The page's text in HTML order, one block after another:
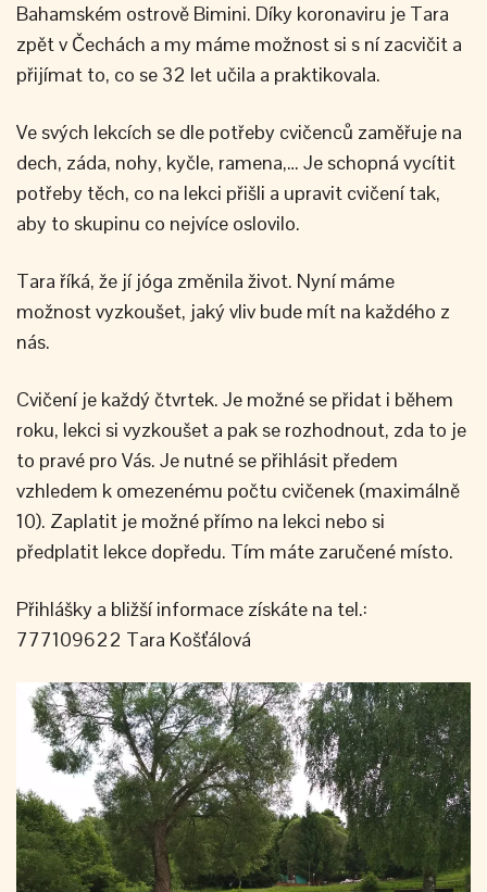
Bahamském ostrově Bimini. Díky koronaviru je Tara
zpět v Čechách a my máme možnost si s ní zacvičit a
přijímat to, co se 32 let učila a praktikovala.
Ve svých lekcích se dle potřeby cvičenců zaměřuje na
dech, záda, nohy, kyčle, ramena,… Je schopná vycítit
potřeby těch, co na lekci přišli a upravit cvičení tak,
aby to skupinu co nejvíce oslovilo.
Tara říká, že jí jóga změnila život. Nyní máme
možnost vyzkoušet, jaký vliv bude mít na každého z
nás.
Cvičení je každý čtvrtek. Je možné se přidat i během
roku, lekci si vyzkoušet a pak se rozhodnout, zda to je
to pravé pro Vás. Je nutné se přihlásit předem
vzhledem k omezenému počtu cvičenek (maximálně
10). Zaplatit je možné přímo na lekci nebo si
předplatit lekce dopředu. Tím máte zaručené místo.
Přihlášky a bližší informace získáte na tel.:
777109622 Tara Košťálová